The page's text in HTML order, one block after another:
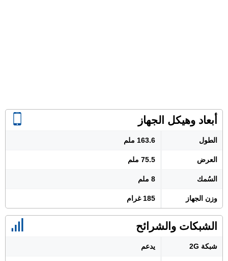
أبعاد وهيكل الجهاز
الطول 163.6 ملم
العرض 75.5 ملم
السُمك 8 ملم
وزن الجهاز 185 غرام
الشبكات والشرائح
شبكة 2G يدعم